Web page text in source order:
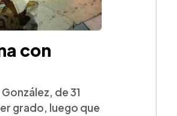
con
de 31
grado, luego que